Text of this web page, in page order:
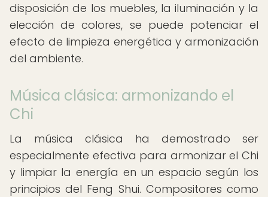
disposición de los muebles, la iluminación y la
elección de colores, se puede potenciar el
efecto de limpieza energética y armonización
del ambiente.
Música clásica: armonizando el
Chi
La música clásica ha demostrado ser
especialmente efectiva para armonizar el Chi
y limpiar la energía en un espacio según los
principios del Feng Shui. Compositores como